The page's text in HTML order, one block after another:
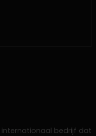
bedrijf dat